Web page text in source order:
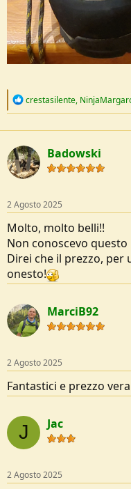
R
c
t
i
o
n
crestasilente,
Badowski
2 Agosto 2025
Molto, molto belli!!
Non conoscevo
Direi che il prezzo, per
onesto!
MarciB92
2 Agosto 2025
Fantastici e prezzo
J Jac
2 Agosto 2025